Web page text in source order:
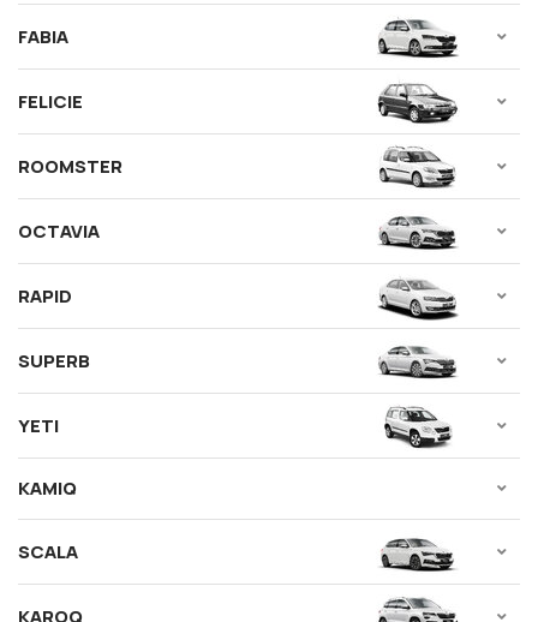
FABIA
FELICIE
ROOMSTER
OCTAVIA
RAPID
SUPERB
YETI
KAMIQ
SCALA
KAROQ